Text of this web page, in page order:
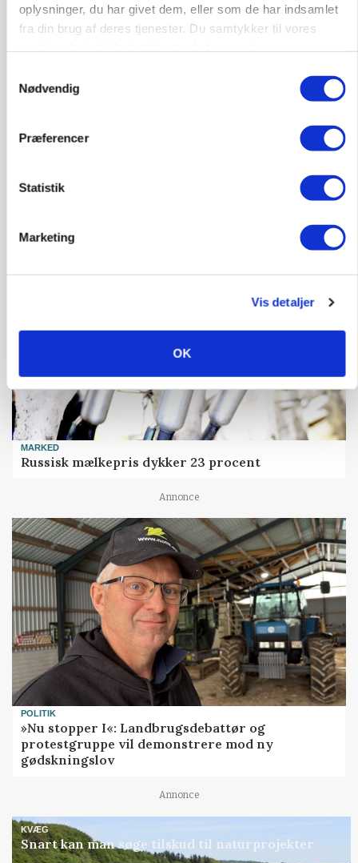
oplysninger, du har givet dem, eller som de har indsamlet
fra din brug af deres tjenester. Du samtykker til vores
Nødvendig
Præferencer
Statistik
Marketing
Vis detaljer
OK
Rådgiver om DB-Tjek: Små justeringer kan give
store besparelser
MARKED
Russisk mælkepris dykker 23 procent
Annonce
POLITIK
»Nu stopper I«: Landbrugsdebattør og
protestgruppe vil demonstrere mod ny
gødskningslov
Annonce
KVÆG
Snart kan man søge tilskud til naturprojekter